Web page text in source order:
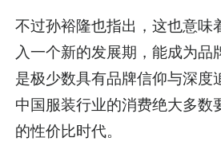
不过孙裕隆也指出，这也意味
入一个新的发展期，能成为品
是极少数具有品牌信仰与深度
中国服装行业的消费绝大多数
的性价比时代。